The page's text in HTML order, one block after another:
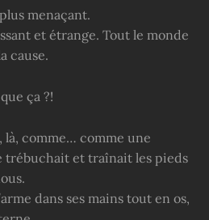
menaçant.
et étrange. Tout le monde
cause.
ça ?!
là, comme… comme une
trébuchait et traînait les pieds
dans ses mains tout en os,